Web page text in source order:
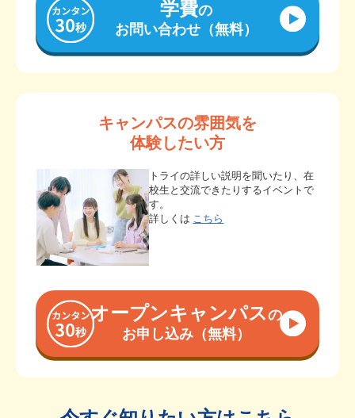
学費の
お問い合わせ（無料）
キャンパスの雰囲気を
体験したい方
トライの詳しい説明を聞いたり、在
校生と交流できたりするイベントで
す。
詳しくは こちら
オープンキャンパスの
お申し込み（無料）